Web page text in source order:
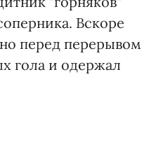
Вскоре
перед перерывом
гола и одержал